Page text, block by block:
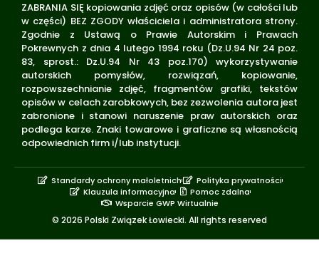
ZABRANIA SIĘ kopiowania zdjęć oraz opisów (w całości lub
w części) BEZ ZGODY właściciela i administratora strony.
Zgodnie z Ustawą o Prawie Autorskim i Prawach
Pokrewnych z dnia 4 lutego 1994 roku (Dz.U.94 Nr 24 poz.
83, sprost.: Dz.U.94 Nr 43 poz.170) wykorzystywanie
autorskich pomysłów, rozwiązań, kopiowanie,
rozpowszechnianie zdjęć, fragmentów grafiki, tekstów
opisów w celach zarobkowych, bez zezwolenia autora jest
zabronione i stanowi naruszenie praw autorskich oraz
podlega karze. Znaki towarowe i graficzne są własnością
odpowiednich firm i/lub instytucji.
© 2026 Polski Związek Łowiecki. All rights reserved
Standardy ochrony małoletnich
Polityka prywatności
Klauzula informacyjna
Pomoc zdalna
Wsparcie GWP Wirtualnie